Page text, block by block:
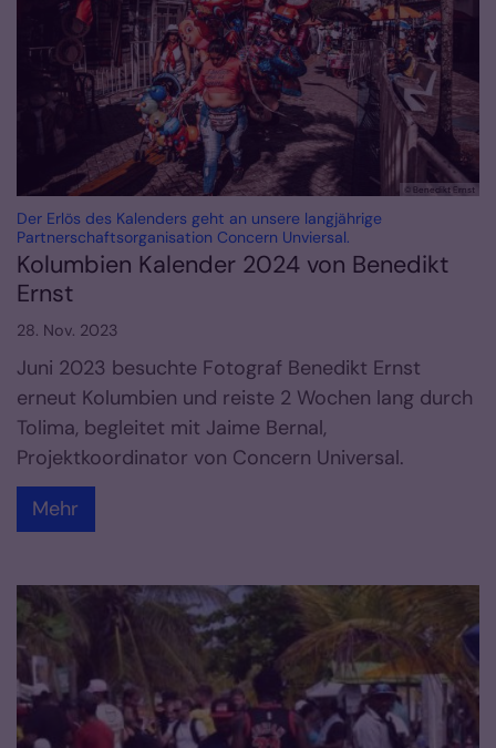
© Benedikt Ernst
Der Erlös des Kalenders geht an unsere langjährige
Partnerschaftsorganisation Concern Unviersal.
Kolumbien Kalender 2024 von Benedikt
Ernst
28. Nov. 2023
Juni 2023 besuchte Fotograf Benedikt Ernst
erneut Kolumbien und reiste 2 Wochen lang durch
Tolima, begleitet mit Jaime Bernal,
Projektkoordinator von Concern Universal.
Mehr